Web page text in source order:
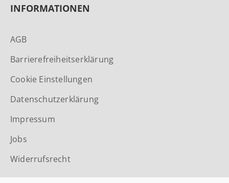
INFORMATIONEN
AGB
Barrierefreiheitserklärung
Cookie Einstellungen
Datenschutzerklärung
Impressum
Jobs
Widerrufsrecht